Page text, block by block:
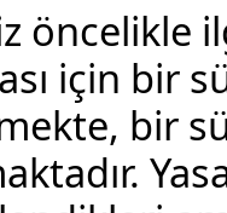
öncelikle
için bir
bir